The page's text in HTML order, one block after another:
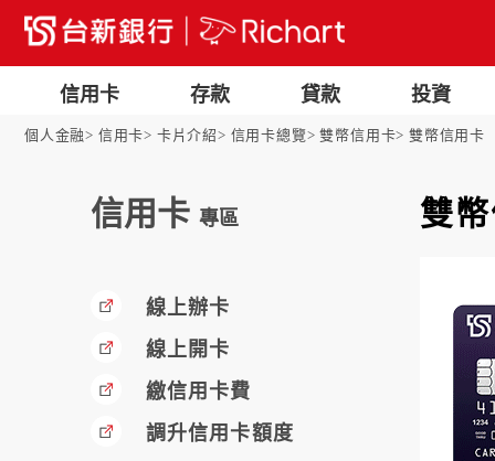
信用卡 存款 貸款 投資
個人金融 信用卡 卡片介紹 信用卡總覽 雙幣信用卡 雙幣信用卡
信用卡 專區
線上辦卡
線上開卡
繳信用卡費
調升信用卡額度
雙